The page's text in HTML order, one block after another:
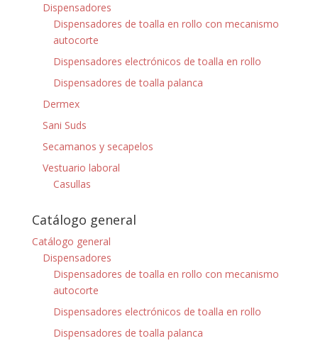
Dispensadores
Dispensadores de toalla en rollo con mecanismo
autocorte
Dispensadores electrónicos de toalla en rollo
Dispensadores de toalla palanca
Dermex
Sani Suds
Secamanos y secapelos
Vestuario laboral
Casullas
Catálogo general
Catálogo general
Dispensadores
Dispensadores de toalla en rollo con mecanismo
autocorte
Dispensadores electrónicos de toalla en rollo
Dispensadores de toalla palanca